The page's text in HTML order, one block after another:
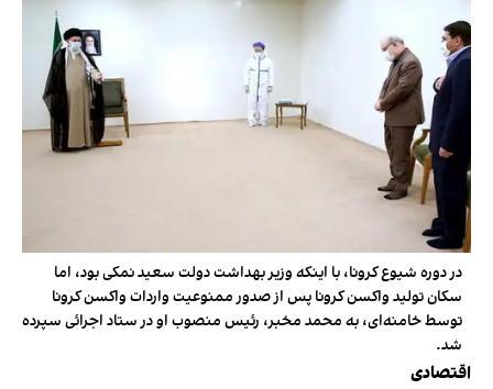
در دوره شیوع کرونا، با اینکه وزیر بهداشت دولت سعید نمکی بود، اما
سکان تولید واکسن کرونا پس از صدور ممنوعیت واردات واکسن کرونا
توسط خامنه‌ای، به محمد مخبر، رئیس منصوب او در ستاد اجرائی سپرده
شد.
اقتصادی